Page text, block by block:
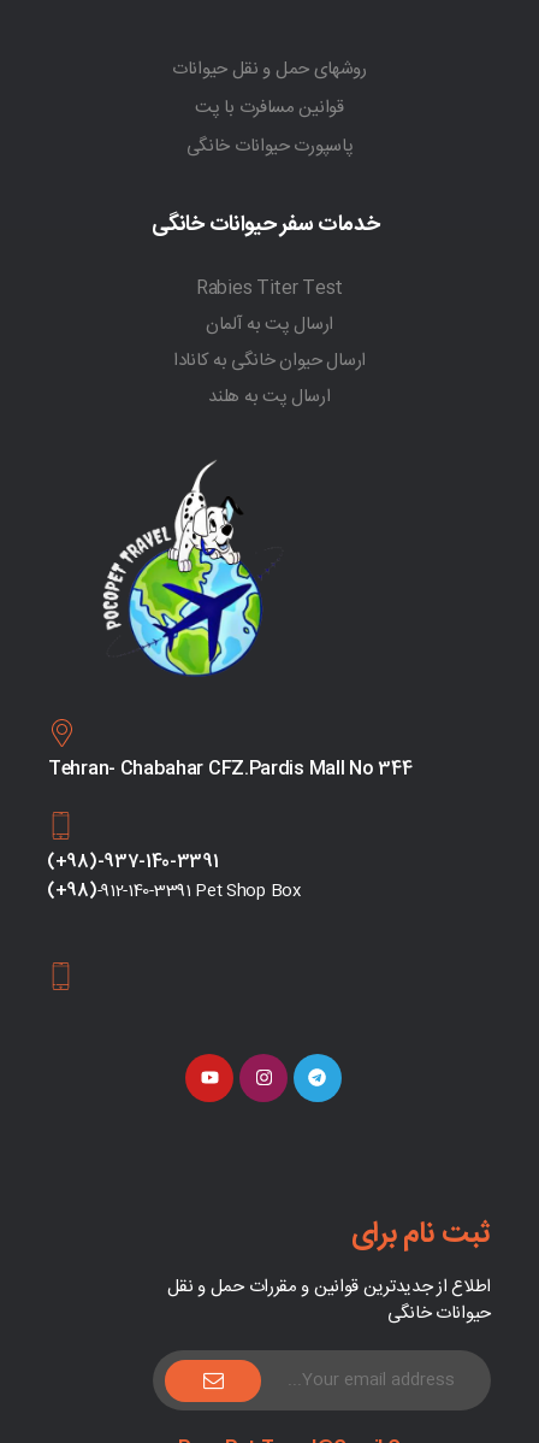
روشهای حمل و نقل حیوانات
قوانین مسافرت با پت
پاسپورت حیوانات خانگی
خدمات سفر حیوانات خانگی
Rabies Titer Test
ارسال پت به آلمان
ارسال حیوان خانگی به کانادا
ارسال پت به هلند
Tehran- Chabahar CFZ.Pardis Mall No 344
(+98)-937-140-3391
(+98)-912-140-3391 Pet Shop Box
ثبت نام برای
اطلاع از جدیدترین قوانین و مقررات حمل و نقل
حیوانات خانگی